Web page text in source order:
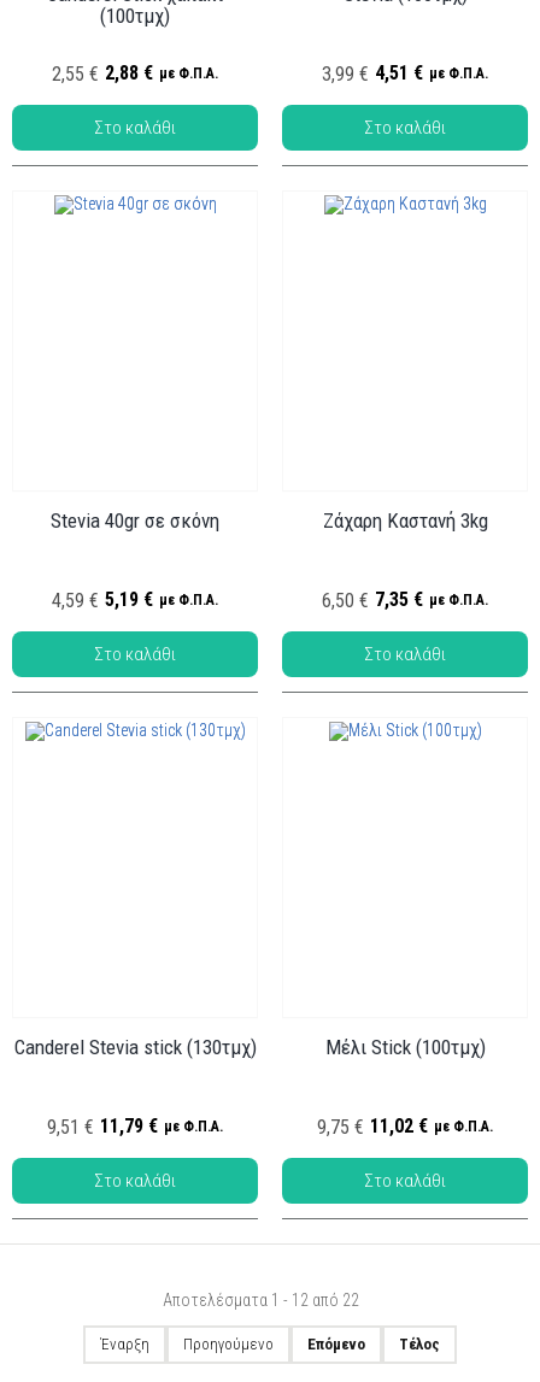
(100τμχ)
2,55 € 2,88 € με Φ.Π.Α. 3,99 € 4,51 € με Φ.Π.Α.
Stevia 40gr σε σκόνη
4,59 € 5,19 € με Φ.Π.Α.
Ζάχαρη Καστανή 3kg
6,50 € 7,35 € με Φ.Π.Α.
Canderel Stevia stick (130τμχ)
9,51 € 11,79 € με Φ.Π.Α.
Μέλι Stick (100τμχ)
9,75 € 11,02 € με Φ.Π.Α.
Αποτελέσματα 1 - 12 από 22
Έναρξη Προηγούμενο Επόμενο Τέλος